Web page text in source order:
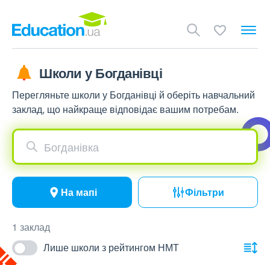
Школи у Богданівці
Перегляньте школи у Богданівці й оберіть навчальний
заклад, що найкраще відповідає вашим потребам.
Богданівка
На мапі Фільтри
1 заклад
Лише школи з рейтингом НМТ